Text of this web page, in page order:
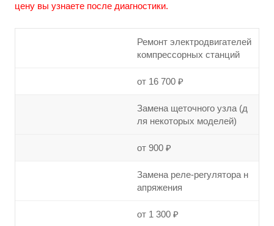
цену вы узнаете после диагностики.
Ремонт электродвигателей
компрессорных станций
от 16 700 ₽
Замена щеточного узла (д
ля некоторых моделей)
от 900 ₽
Замена реле-регулятора н
апряжения
от 1 300 ₽